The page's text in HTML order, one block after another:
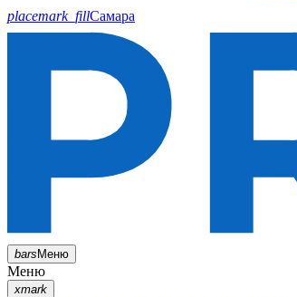
placemark_fillСамара
barsМеню
Меню
xmark